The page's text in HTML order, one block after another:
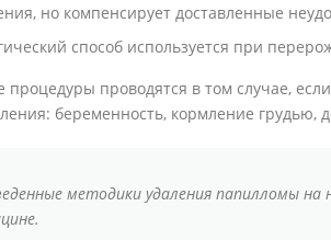
но компенсирует доставленные
способ используется при
процедуры проводятся в том случае,
беременность, кормление грудью,
методики удаления папилломы